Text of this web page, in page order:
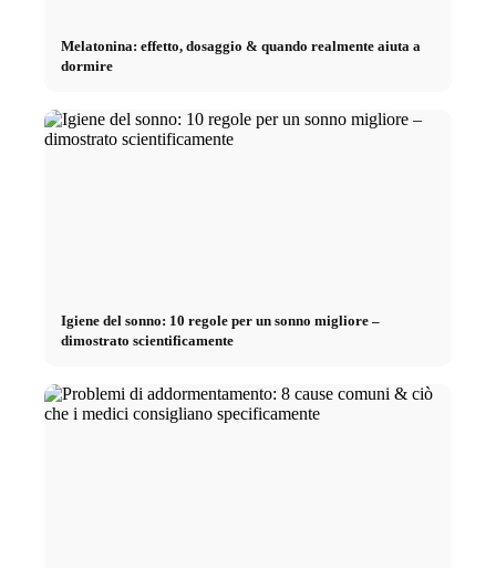
Melatonina: effetto, dosaggio & quando realmente aiuta a
dormire
Igiene del sonno: 10 regole per un sonno migliore –
dimostrato scientificamente